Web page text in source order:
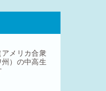
メリカ合衆
）の中高生